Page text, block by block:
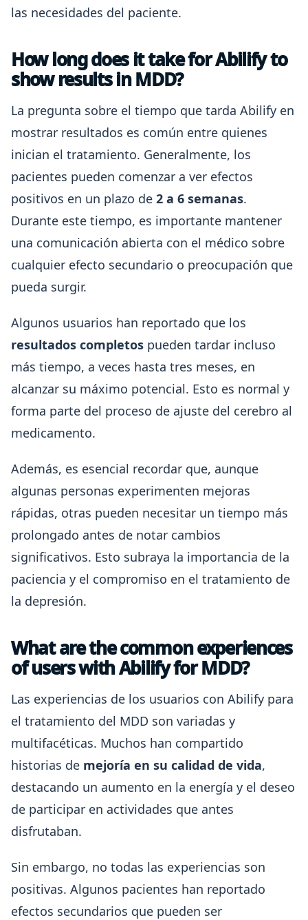
las necesidades del paciente.
How long does it take for Abilify to
show results in MDD?
La pregunta sobre el tiempo que tarda Abilify en
mostrar resultados es común entre quienes
inician el tratamiento. Generalmente, los
pacientes pueden comenzar a ver efectos
positivos en un plazo de 2 a 6 semanas.
Durante este tiempo, es importante mantener
una comunicación abierta con el médico sobre
cualquier efecto secundario o preocupación que
pueda surgir.
Algunos usuarios han reportado que los
resultados completos pueden tardar incluso
más tiempo, a veces hasta tres meses, en
alcanzar su máximo potencial. Esto es normal y
forma parte del proceso de ajuste del cerebro al
medicamento.
Además, es esencial recordar que, aunque
algunas personas experimenten mejoras
rápidas, otras pueden necesitar un tiempo más
prolongado antes de notar cambios
significativos. Esto subraya la importancia de la
paciencia y el compromiso en el tratamiento de
la depresión.
What are the common experiences
of users with Abilify for MDD?
Las experiencias de los usuarios con Abilify para
el tratamiento del MDD son variadas y
multifacéticas. Muchos han compartido
historias de mejoría en su calidad de vida,
destacando un aumento en la energía y el deseo
de participar en actividades que antes
disfrutaban.
Sin embargo, no todas las experiencias son
positivas. Algunos pacientes han reportado
efectos secundarios que pueden ser